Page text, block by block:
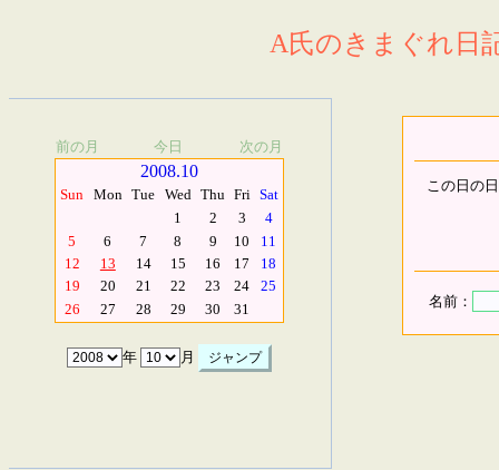
A氏のきまぐれ日
前の月 今日 次の月
2008.10
Sun Mon Tue Wed Thu Fri Sat
1
2 3
4
5
6 7 8 9 10
11
12
13 14 15 16 17
18
19
20 21 22 23 24
25
26
27 28 29 30 31
年 月
この日の
名前：